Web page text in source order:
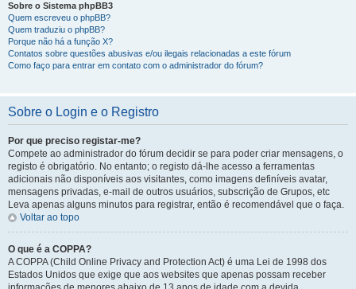
Sobre o Sistema phpBB3
Quem escreveu o phpBB?
Quem traduziu o phpBB?
Porque não há a função X?
Contatos sobre questões abusivas e/ou ilegais relacionadas a este fórum
Como faço para entrar em contato com o administrador do fórum?
Sobre o Login e o Registro
Por que preciso registar-me?
Compete ao administrador do fórum decidir se para poder criar mensagens, o
registo é obrigatório. No entanto; o registo dá-lhe acesso a ferramentas
adicionais não disponíveis aos visitantes, como imagens definíveis avatar,
mensagens privadas, e-mail de outros usuários, subscrição de Grupos, etc
Leva apenas alguns minutos para registrar, então é recomendável que o faça.
Voltar ao topo
O que é a COPPA?
A COPPA (Child Online Privacy and Protection Act) é uma Lei de 1998 dos
Estados Unidos que exige que aos websites que apenas possam receber